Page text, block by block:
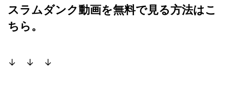
スラムダンク動画を無料で見る方法はこ
ちら。
↓ ↓ ↓